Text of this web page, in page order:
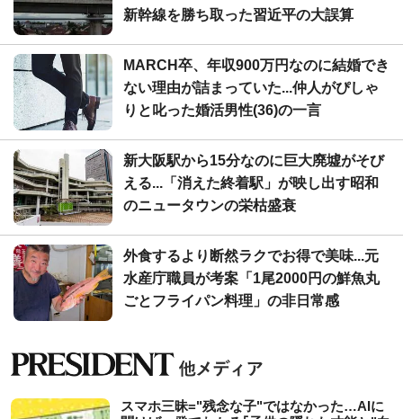
新幹線を勝ち取った習近平の大誤算
MARCH卒、年収900万円なのに結婚でき
ない理由が詰まっていた...仲人がぴしゃ
りと叱った婚活男性(36)の一言
新大阪駅から15分なのに巨大廃墟がそび
える...「消えた終着駅」が映し出す昭和
のニュータウンの栄枯盛衰
外食するより断然ラクでお得で美味...元
水産庁職員が考案「1尾2000円の鮮魚丸
ごとフライパン料理」の非日常感
スマホ三昧="残念な子"ではなかった…AIに